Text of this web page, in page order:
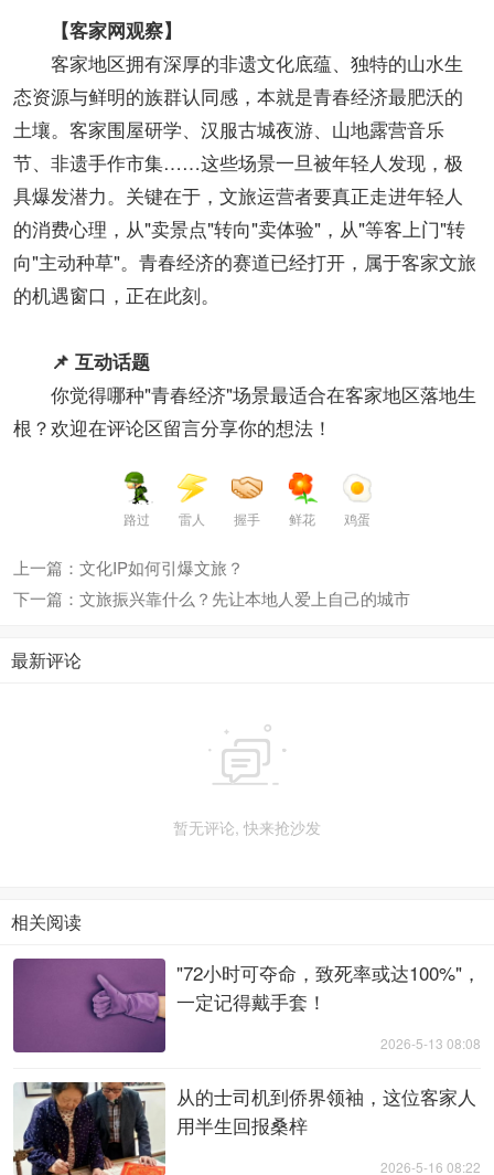
【客家网观察】
客家地区拥有深厚的非遗文化底蕴、独特的山水生
态资源与鲜明的族群认同感，本就是青春经济最肥沃的
土壤。客家围屋研学、汉服古城夜游、山地露营音乐
节、非遗手作市集……这些场景一旦被年轻人发现，极
具爆发潜力。关键在于，文旅运营者要真正走进年轻人
的消费心理，从"卖景点"转向"卖体验"，从"等客上门"转
向"主动种草"。青春经济的赛道已经打开，属于客家文旅
的机遇窗口，正在此刻。
📌 互动话题
你觉得哪种"青春经济"场景最适合在客家地区落地生
根？欢迎在评论区留言分享你的想法！
路过 雷人 握手 鲜花 鸡蛋
上一篇：文化IP如何引爆文旅？
下一篇：文旅振兴靠什么？先让本地人爱上自己的城市
最新评论

暂无评论, 快来抢沙发
相关阅读
"72小时可夺命，致死率或达100%"，
一定记得戴手套！
2026-5-13 08:08
从的士司机到侨界领袖，这位客家人
用半生回报桑梓
2026-5-16 08:22